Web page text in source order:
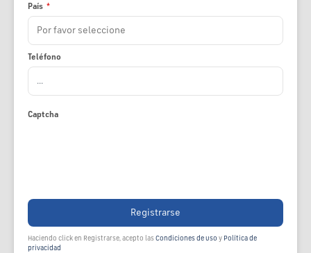
País *
Teléfono
Captcha
Registrarse
Haciendo click en Registrarse, acepto las Condiciones de uso y Política de
privacidad